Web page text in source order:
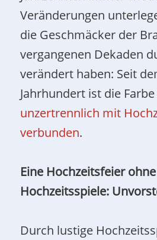
Veränderungen
die Geschmäcker der
vergangenen Dekaden
verändert haben: Seit
Jahrhundert ist die
unzertrennlich mit
verbunden.
Eine Hochzeitsfeier ohne
Hochzeitsspiele:
Durch lustige